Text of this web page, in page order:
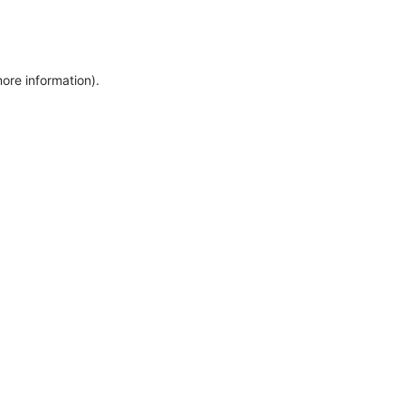
information).